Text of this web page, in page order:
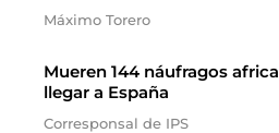
Máximo Torero
Mueren 144 náufragos
llegar a España
Corresponsal de IPS